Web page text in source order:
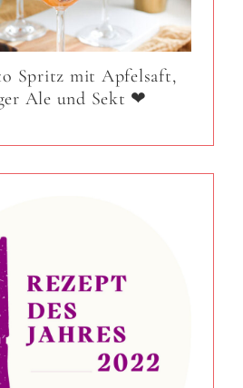
Spritz mit Apfelsaft,
Ale und Sekt ❤